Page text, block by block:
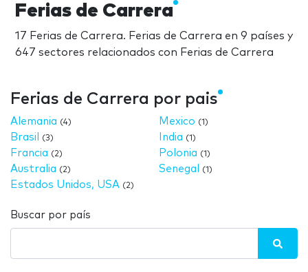
Ferias de Carrera
17 Ferias de Carrera. Ferias de Carrera en 9 países y
647 sectores relacionados con Ferias de Carrera
Ferias de Carrera por pais
Alemania (4)
Brasil (3)
Francia (2)
Australia (2)
Estados Unidos, USA (2)
Mexico (1)
India (1)
Polonia (1)
Senegal (1)
Buscar por país